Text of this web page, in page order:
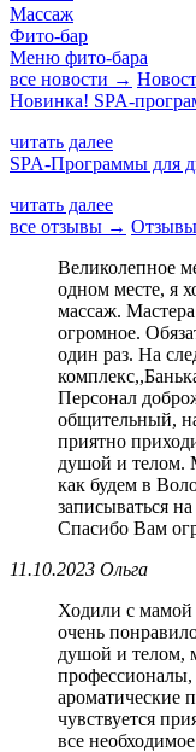
Массаж
Фито-бар
Меню фито-бара
все новости →
Новинка! SPA-
читать далее
SPA-Программы для
читать далее
все отзывы → Отзывы
Великолепное
одном месте, я
массаж.
огромное.
один раз. На
Персонал
общительный,
приятно
душой и телом.
как будем в
записываться
Спасибо Вам
11.10.2023 Ольга
Ходили с мамой
очень
душой и телом,
профессионалы,
ароматические
чувствуется
все